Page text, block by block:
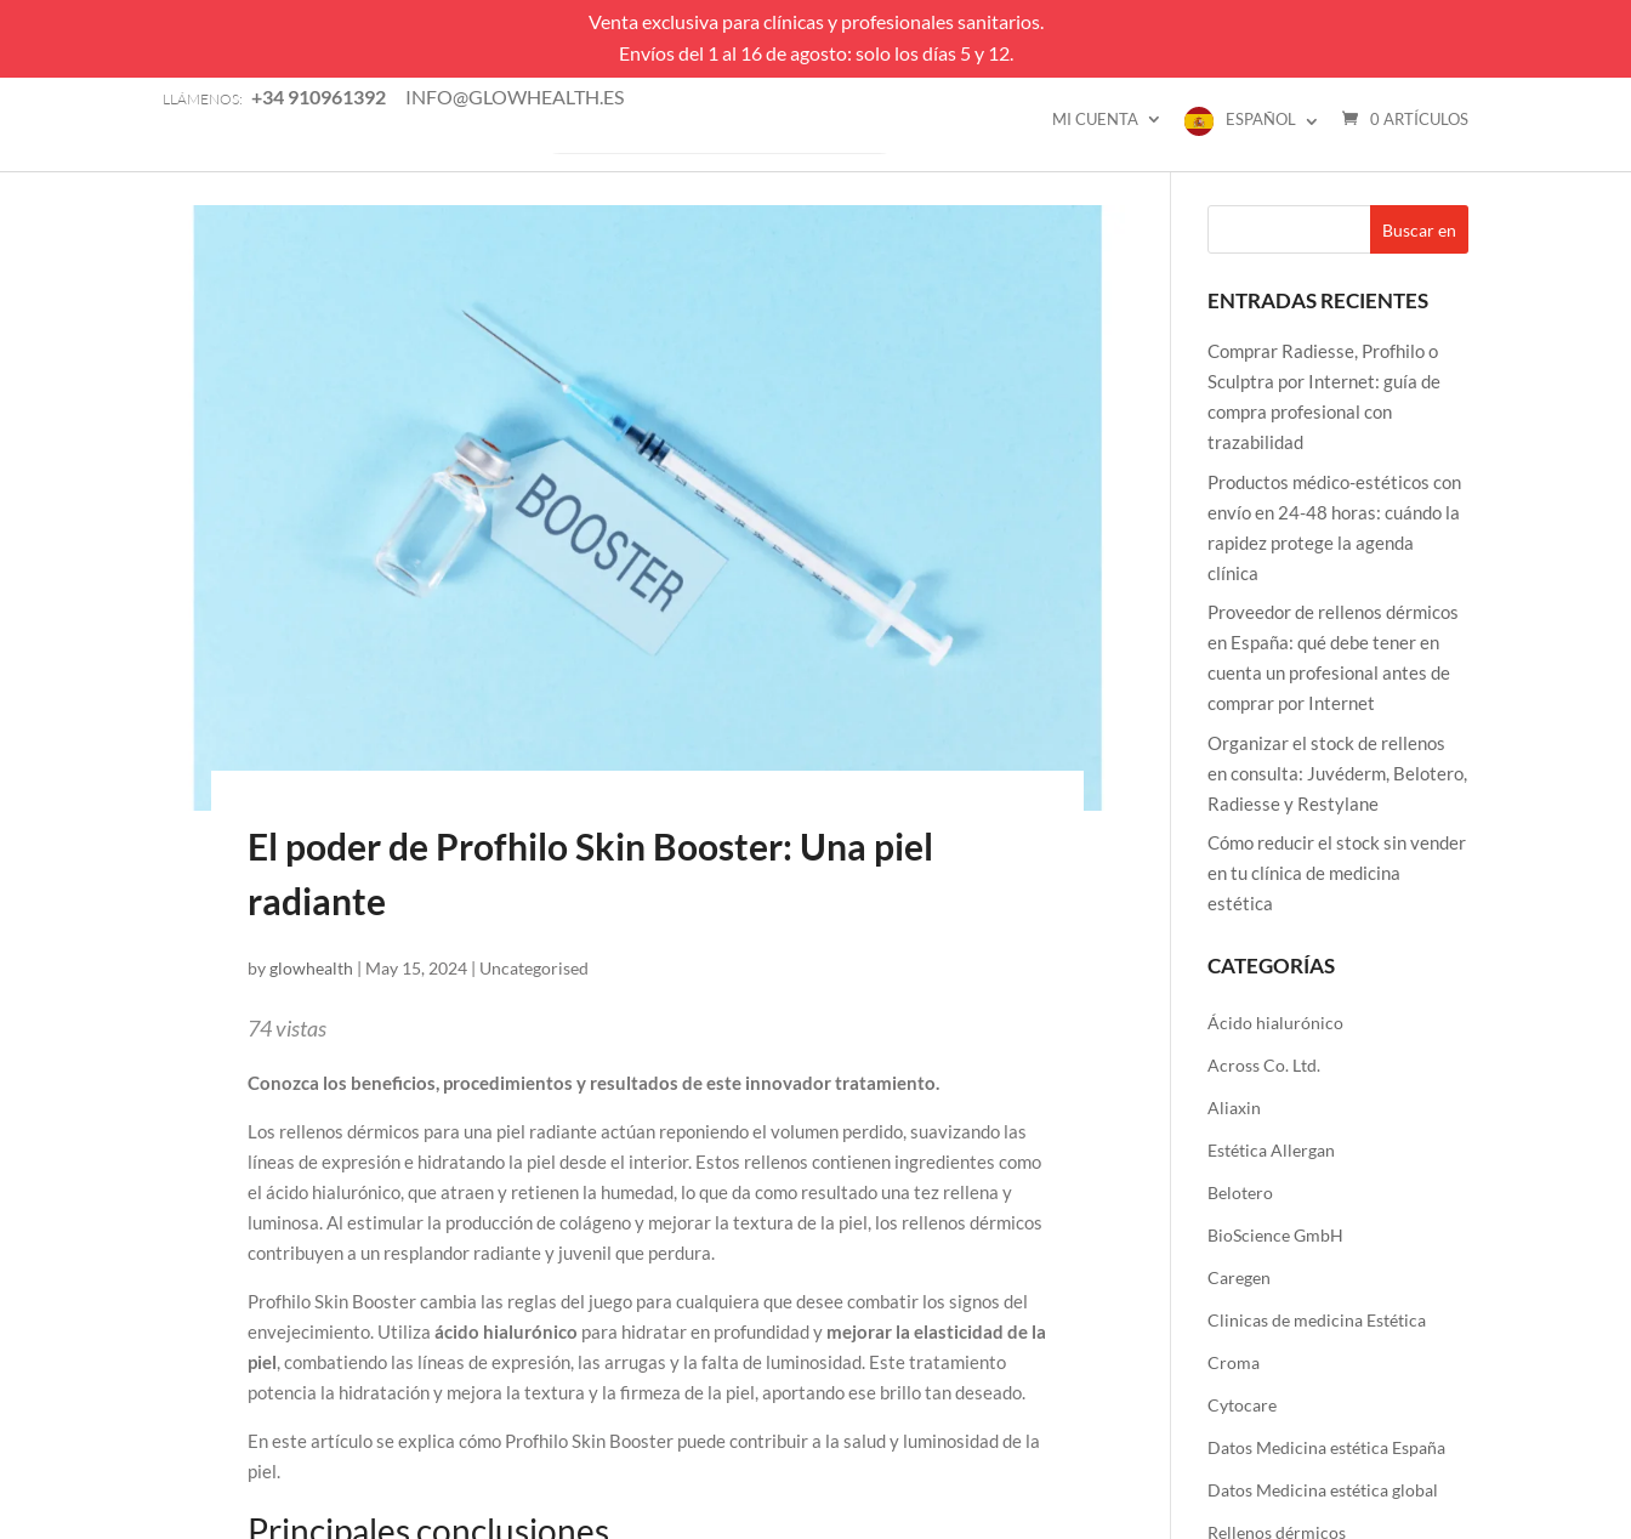
Venta exclusiva para clínicas y profesionales sanitarios.
Envíos del 1 al 16 de agosto: solo los días 5 y 12.
LLÁMENOS: +34 910961392 INFO@GLOWHEALTH.ES
MI CUENTA ESPAÑOL 0 ARTÍCULOS
Búsqueda
VENTAS FLASH MARCAS PREGUNTAS FRECUENTES
El poder de Profhilo Skin Booster: Una piel
radiante
byglowhealth | May 15, 2024 | Uncategorised
74vistas
Conozca los beneficios, procedimientos y resultados de este innovador tratamiento.
Los rellenos dérmicos para una piel radiante actúan reponiendo el volumen perdido, suavizando las
líneas de expresión e hidratando la piel desde el interior. Estos rellenos contienen ingredientes como
el ácido hialurónico, que atraen y retienen la humedad, lo que da como resultado una tez rellena y
luminosa. Al estimular la producción de colágeno y mejorar la textura de la piel, los rellenos dérmicos
contribuyen a un resplandor radiante y juvenil que perdura.
Profhilo Skin Booster cambia las reglas del juego para cualquiera que desee combatir los signos del
envejecimiento. Utilizaácido hialurónico para hidratar en profundidad y mejorar la elasticidad de la
piel, combatiendo las líneas de expresión, las arrugas y la falta de luminosidad. Este tratamiento
potencia la hidratación y mejora la textura y la firmeza de la piel, aportando ese brillo tan deseado.
En este artículo se explica cómo Profhilo Skin Booster puede contribuir a la salud y luminosidad de la
piel.
Principales conclusiones
ENTRADAS RECIENTES
Comprar Radiesse, Profhilo o
Sculptra por Internet: guía de
compra profesional con
trazabilidad
Productos médico-estéticos con
envío en 24-48 horas: cuándo la
rapidez protege la agenda
clínica
Proveedor de rellenos dérmicos
en España: qué debe tener en
cuenta un profesional antes de
comprar por Internet
Organizar el stock de rellenos
en consulta: Juvéderm, Belotero,
Radiesse y Restylane
Cómo reducir el stock sin vender
en tu clínica de medicina
estética
CATEGORÍAS
Ácido hialurónico
Across Co. Ltd.
Aliaxin
Estética Allergan
Belotero
BioScience GmbH
Caregen
Clinicas de medicina Estética
Croma
Cytocare
Datos Medicina estética España
Datos Medicina estética global
Rellenos dérmicos